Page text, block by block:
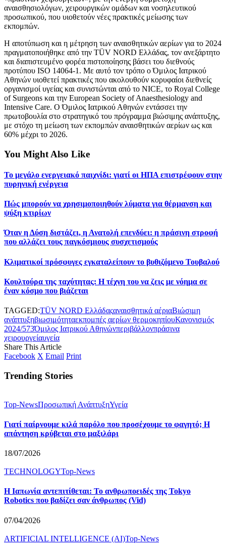
αναισθησιολόγων, χειρουργικών ομάδων και νοσηλευτικού
προσωπικού, που υιοθετούν νέες πρακτικές μείωσης των
εκπομπών.
Η αποτύπωση και η μέτρηση των αναισθητικών αερίων για το 2024
πραγματοποιήθηκε από την TÜV NORD Ελλάδας, τον ανεξάρτητο
και διαπιστευμένο φορέα πιστοποίησης βάσει του διεθνούς
προτύπου ISO 14064-1. Με αυτό τον τρόπο ο Όμιλος Ιατρικού
Αθηνών υιοθετεί πρακτικές που ακολουθούν κορυφαίοι διεθνείς
οργανισμοί υγείας και συνιστώνται από το NICE, το Royal College
of Surgeons και την European Society of Anaesthesiology and
Intensive Care. Ο Όμιλος Ιατρικού Αθηνών εντάσσει την
πρωτοβουλία στο στρατηγικό του πρόγραμμα βιώσιμης ανάπτυξης,
με στόχο τη μείωση των εκπομπών αναισθητικών αερίων ως και
60% μέχρι το 2026.
You Might Also Like
Το μεγάλο ενεργειακό παιχνίδι: γιατί οι ΗΠΑ επιστρέφουν στην
πυρηνική ενέργεια
Πώς μπορούν να χρησιμοποιηθούν λύματα για θέρμανση και
ψύξη κτιρίων
Όταν η Δύση διστάζει, η Ανατολή επενδύει: η πράσινη στροφή
που αλλάζει τους παγκόσμιους συσχετισμούς
Κλιματικοί πρόσφυγες εγκαταλείπουν το βυθιζόμενο Τουβαλού
Κουλτούρα της ταχύτητας: Η τέχνη του να ζεις με νόημα σε
έναν κόσμο που βιάζεται
TAGGED:TÜV NORD Ελλάδαςαναισθητικά αέριαΒιώσιμη
ανάπτυξηβιωσιμότηταεκπομπές αερίων θερμοκηπίουΚανονισμός
2024/573Όμιλος Ιατρικού Αθηνώνπεριβάλλονπράσινα
χειρουργείαυγεία
Share This Article
Facebook X Email Print
Trending Stories
Top-NewsΠροσωπική ΑνάπτυξηΥγεία
Γιατί παίρνουμε κιλά παρόλο που προσέχουμε το φαγητό; Η
απάντηση κρύβεται στο μαξιλάρι
18/07/2026
TECHNOLOGYTop-News
Η Ιαπωνία αντεπιτίθεται: Το ανθρωποειδές της Tokyo
Robotics που βαδίζει σαν άνθρωπος (Vid)
07/04/2026
ARTIFICIAL INTELLIGENCE (AI)Top-News